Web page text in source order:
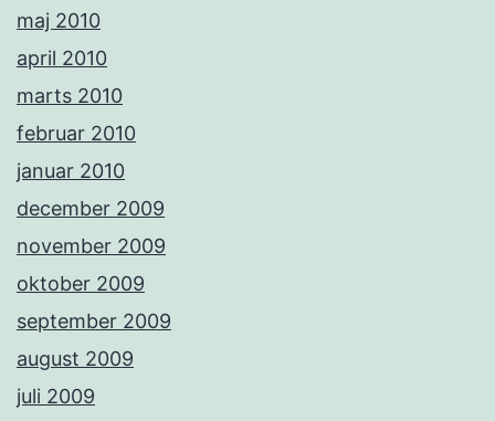
maj 2010
april 2010
marts 2010
februar 2010
januar 2010
december 2009
november 2009
oktober 2009
september 2009
august 2009
juli 2009